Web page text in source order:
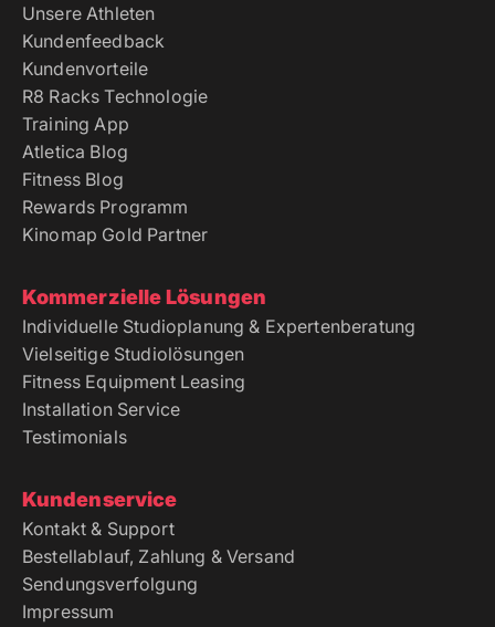
Unsere Athleten
Kundenfeedback
Kundenvorteile
R8 Racks Technologie
Training App
Atletica Blog
Fitness Blog
Rewards Programm
Kinomap Gold Partner
Kommerzielle Lösungen
Individuelle Studioplanung & Expertenberatung
Vielseitige Studiolösungen
Fitness Equipment Leasing
Installation Service
Testimonials
Kundenservice
Kontakt & Support
Bestellablauf, Zahlung & Versand
Sendungsverfolgung
Impressum